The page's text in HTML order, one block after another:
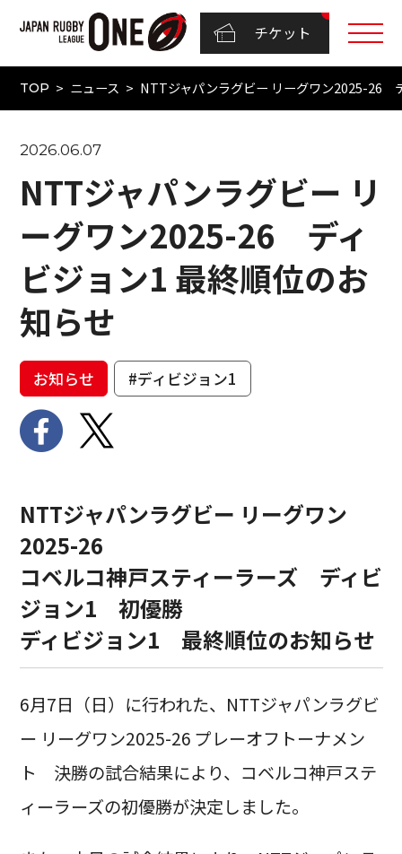
チケット
TOP ニュース NTTジャパンラグビー リーグワン2025-26
2026.06.07
NTTジャパンラグビー リ
ーグワン2025-26 ディ
ビジョン1 最終順位のお
知らせ
お知らせ #ディビジョン1
NTTジャパンラグビー リーグワン
2025-26
コベルコ神戸スティーラーズ ディビ
ジョン1 初優勝
ディビジョン1 最終順位のお知らせ
6月7日（日）に行われた、NTTジャパンラグビ
ー リーグワン2025-26 プレーオフトーナメン
ト 決勝の試合結果により、コベルコ神戸ステ
ィーラーズの初優勝が決定しました。